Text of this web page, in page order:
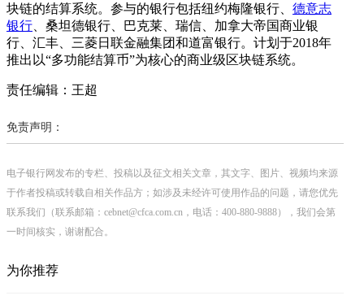
块链的结算系统。参与的银行包括纽约梅隆银行、 德意志
银行 、桑坦德银行、巴克莱、瑞信、加拿大帝国商业银
行、汇丰、三菱日联金融集团和道富银行。计划于2018年
推出以“多功能结算币”为核心的商业级区块链系统。
责任编辑：王超
免责声明：
电子银行网发布的专栏、投稿以及征文相关文章，其文字、图片、视频均来源
于作者投稿或转载自相关作品方；如涉及未经许可使用作品的问题，请您优先
联系我们（联系邮箱：cebnet@cfca.com.cn，电话：400-880-9888），我们会第
一时间核实，谢谢配合。
为你推荐